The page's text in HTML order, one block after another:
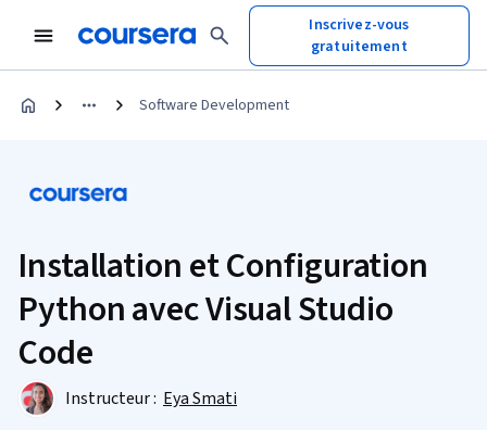
Inscrivez-vous
gratuitement
Software Development
Installation et Configuration
Python avec Visual Studio
Code
Instructeur : Eya Smati